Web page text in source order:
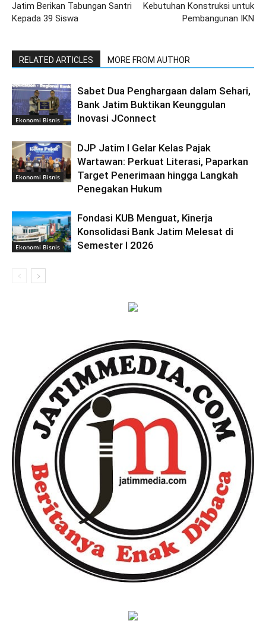
Jatim Berikan Tabungan Santri
Kepada 39 Siswa
Kebutuhan Konstruksi untuk
Pembangunan IKN
RELATED ARTICLES MORE FROM AUTHOR
Ekonomi Bisnis
Sabet Dua Penghargaan dalam Sehari,
Bank Jatim Buktikan Keunggulan
Inovasi JConnect
Ekonomi Bisnis
DJP Jatim I Gelar Kelas Pajak
Wartawan: Perkuat Literasi, Paparkan
Target Penerimaan hingga Langkah
Penegakan Hukum
Ekonomi Bisnis
Fondasi KUB Menguat, Kinerja
Konsolidasi Bank Jatim Melesat di
Semester I 2026